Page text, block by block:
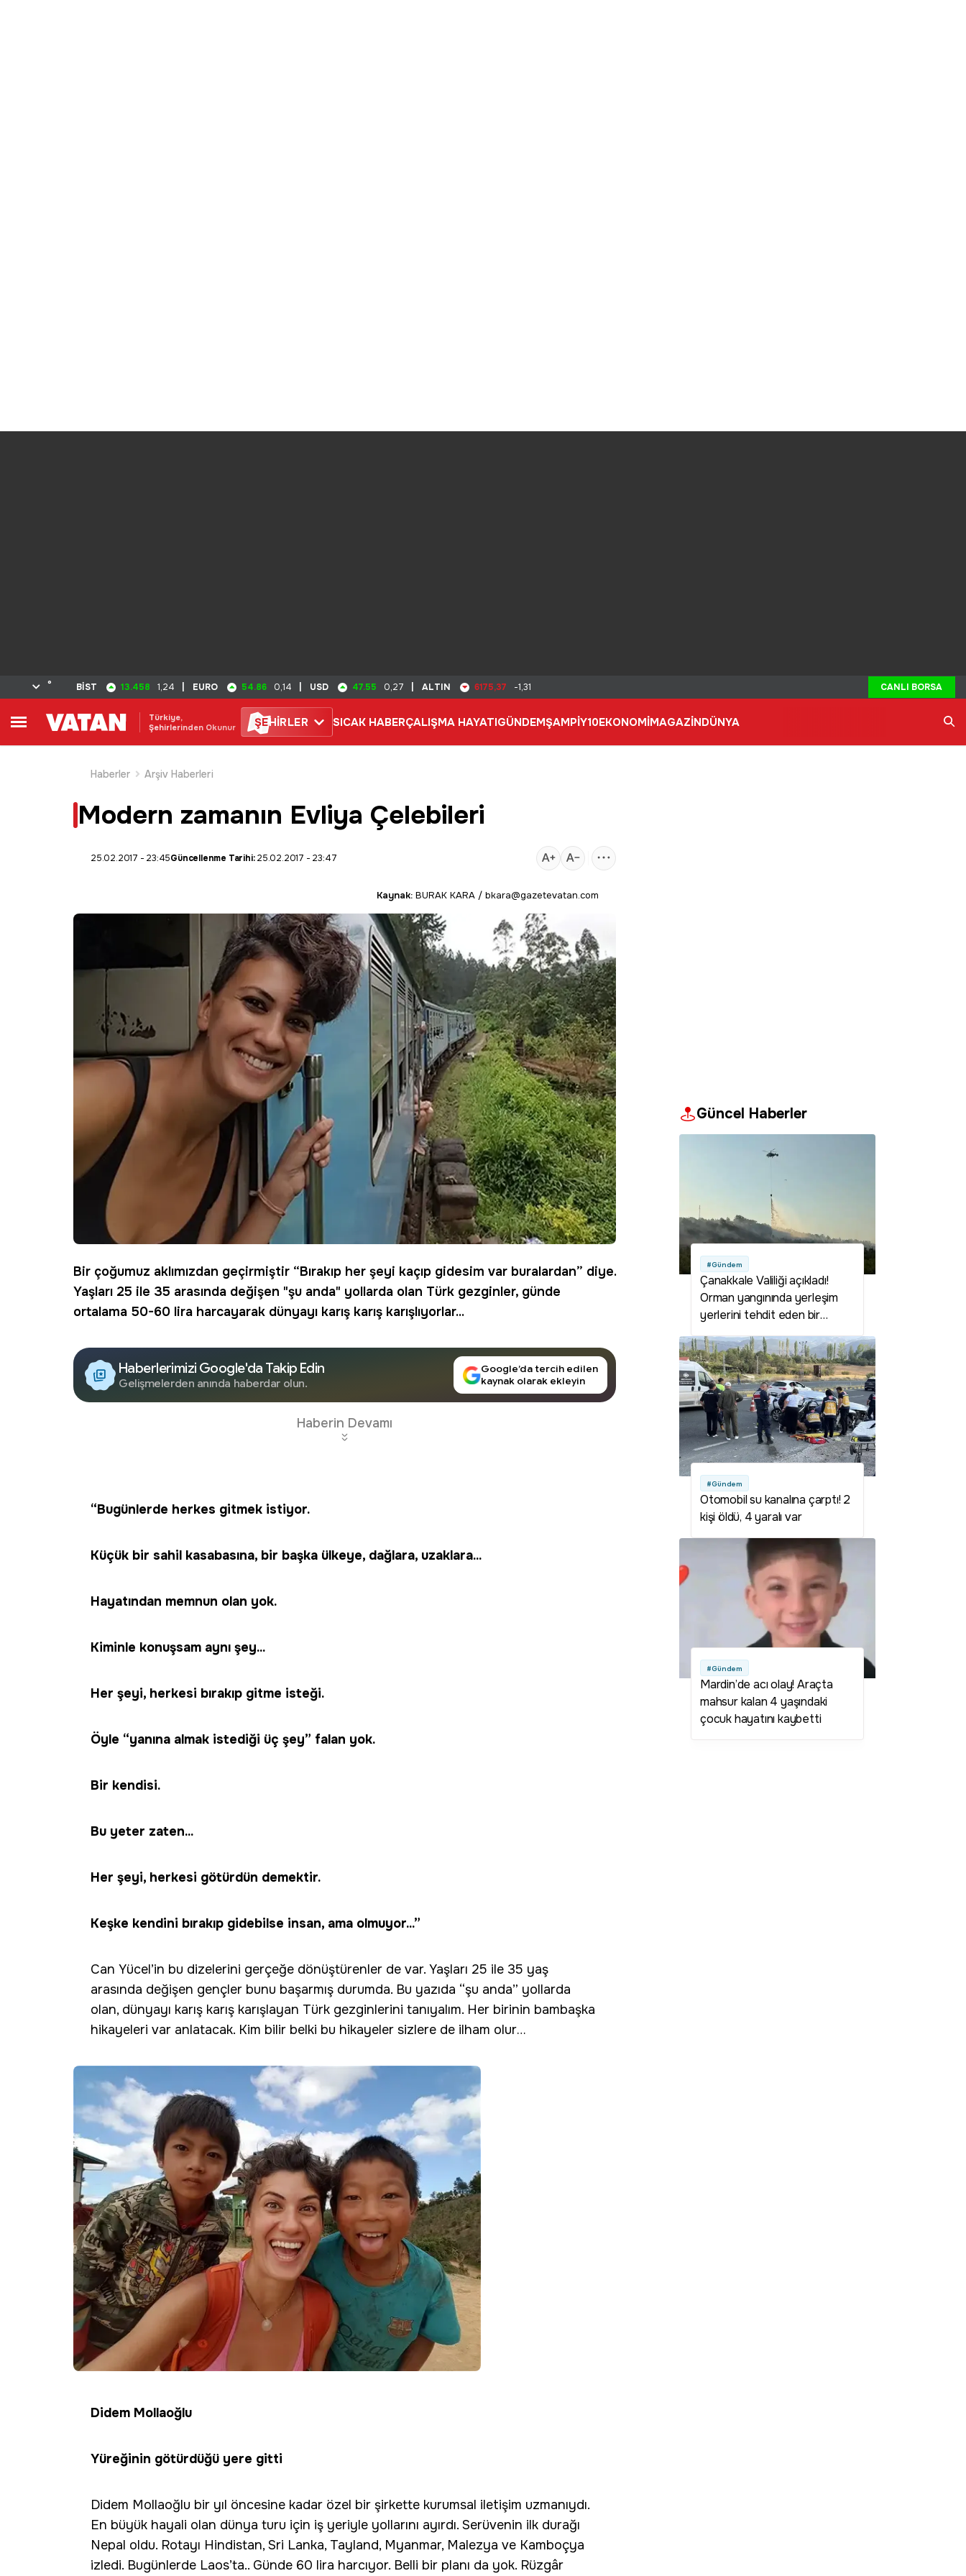
° BİST 13.458 1,24 EURO 54.86 0,14 USD 47.55 0,27 ALTIN 6175,37 -1,31 CANLI BORSA
Türkiye,
Şehirlerinden Okunur
ŞEHİRLER SICAK HABERÇALIŞMA HAYATIGÜNDEMŞAMPİY10EKONOMİMAGAZİNDÜNYA
Haberler
Arşiv Haberleri
Modern zamanın Evliya Çelebileri
25.02.2017 - 23:45Güncellenme Tarihi:25.02.2017 - 23:47
Kaynak: BURAK KARA / bkara@gazetevatan.com
Bir çoğumuz aklımızdan geçirmiştir “Bırakıp her şeyi kaçıp gidesim var buralardan” diye.
Yaşları 25 ile 35 arasında değişen "şu anda" yollarda olan Türk gezginler, günde
ortalama 50-60 lira harcayarak dünyayı karış karış karışlıyorlar...
Haberlerimizi Google'da Takip Edin
Gelişmelerden anında haberdar olun.
Google’da tercih edilen
kaynak olarak ekleyin
Haberin Devamı
“Bugünlerde herkes gitmek istiyor.
Küçük bir sahil kasabasına, bir başka ülkeye, dağlara, uzaklara...
Hayatından memnun olan yok.
Kiminle konuşsam aynı şey...
Her şeyi, herkesi bırakıp gitme isteği.
Öyle “yanına almak istediği üç şey” falan yok.
Bir kendisi.
Bu yeter zaten...
Her şeyi, herkesi götürdün demektir.
Keşke kendini bırakıp gidebilse insan, ama olmuyor...”
Can Yücel’in bu dizelerini gerçeğe dönüştürenler de var. Yaşları 25 ile 35 yaş
arasında değişen gençler bunu başarmış durumda. Bu yazıda “şu anda” yollarda
olan, dünyayı karış karış karışlayan Türk gezginlerini tanıyalım. Her birinin bambaşka
hikayeleri var anlatacak. Kim bilir belki bu hikayeler sizlere de ilham olur…
Didem Mollaoğlu
Yüreğinin götürdüğü yere gitti
Didem Mollaoğlu bir yıl öncesine kadar özel bir şirkette kurumsal iletişim uzmanıydı.
En büyük hayali olan dünya turu için iş yeriyle yollarını ayırdı. Serüvenin ilk durağı
Nepal oldu. Rotayı Hindistan, Sri Lanka, Tayland, Myanmar, Malezya ve Kamboçya
izledi. Bugünlerde Laos’ta.. Günde 60 lira harcıyor. Belli bir planı da yok. Rüzgâr
Güncel Haberler
#Gündem
Çanakkale Valiliği açıkladı!
Orman yangınında yerleşim
yerlerini tehdit eden bir
#Gündem
Otomobil su kanalına çarptı! 2
kişi öldü, 4 yaralı var
#Gündem
Mardin’de acı olay! Araçta
mahsur kalan 4 yaşındaki
çocuk hayatını kaybetti